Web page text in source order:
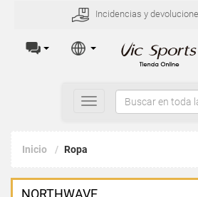
Incidencias y
Toggle
navigation
Inicio Ropa